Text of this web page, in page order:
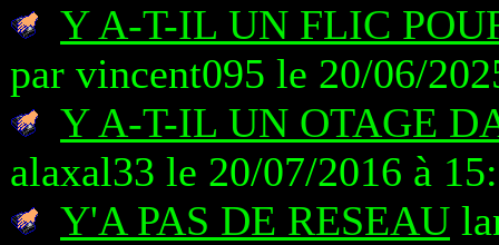
Y A-T-IL UN FLIC
par vincent095 le 20/06/
Y A-T-IL UN OTAGE
alaxal33 le 20/07/2016 à
Y'A PAS DE RESEAU